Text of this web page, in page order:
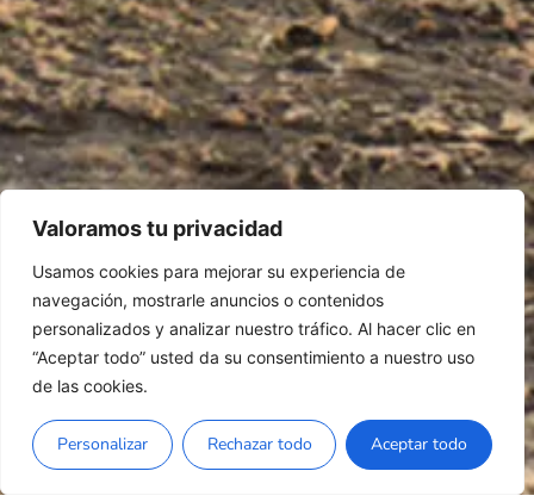
Valoramos tu privacidad
Usamos cookies para mejorar su experiencia de
navegación, mostrarle anuncios o contenidos
personalizados y analizar nuestro tráfico. Al hacer clic en
“Aceptar todo” usted da su consentimiento a nuestro uso
de las cookies.
Personalizar Rechazar todo Aceptar todo